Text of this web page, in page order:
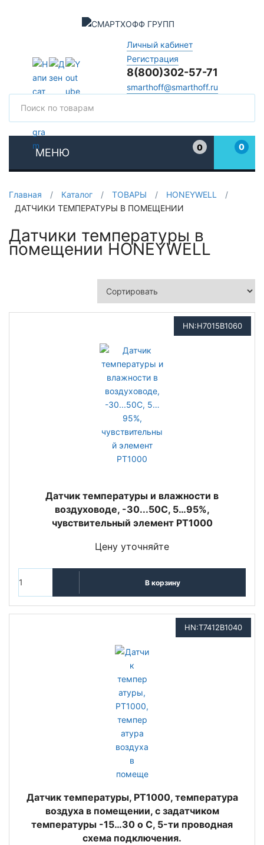
Личный кабинет
Регистрация
8(800)302-57-71
smarthoff@smarthoff.ru
МЕНЮ
0
0
Главная / Каталог / ТОВАРЫ / HONEYWELL
/
ДАТЧИКИ ТЕМПЕРАТУРЫ В ПОМЕЩЕНИИ
Датчики температуры в
помещении HONEYWELL
HN:H7015B1060
Датчик температуры и влажности в
воздуховоде, -30...50С, 5…95%,
чувствительный элемент PT1000
Цену уточняйте
В корзину
HN:T7412B1040
Датчик температуры, PT1000, температура
воздуха в помещении, с задатчиком
температуры -15…30 o C, 5-ти проводная
схема подключения.